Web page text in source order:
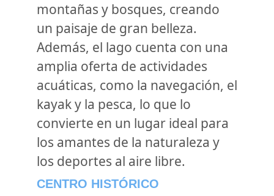
montañas y bosques, creando
un paisaje de gran belleza.
Además, el lago cuenta con una
amplia oferta de actividades
acuáticas, como la navegación, el
kayak y la pesca, lo que lo
convierte en un lugar ideal para
los amantes de la naturaleza y
los deportes al aire libre.
CENTRO HISTÓRICO